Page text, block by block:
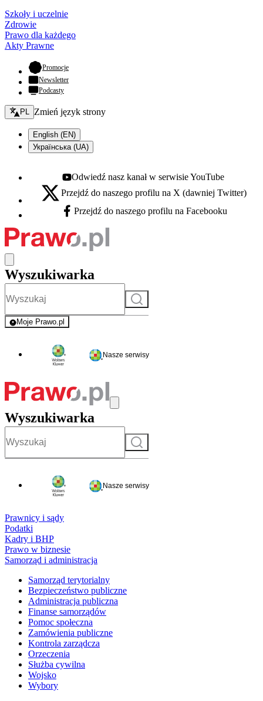
Szkoły i uczelnie
Zdrowie
Prawo dla każdego
Akty Prawne
Promocje- otwiera się w nowej karcie
Newsletter
Podcasty
Zmień język - bieżący:
PL Zmień język strony
English (EN)
Українська (UA)
Youtube - otwiera się w nowej karcie
Odwiedź nasz kanał w serwisie YouTube
X - otwiera się w nowej karcie
Przejdź do naszego profilu na X (dawniej Twitter)
Facebook - otwiera się w nowej karcie
Przejdź do naszego profilu na Facebooku
Wyszukiwarka
Szukaj
Moje Prawo.pl
- rejestracja i logowanie do serwisu
Nasze serwisy
Wyszukiwarka
Szukaj
Nasze serwisy
Prawnicy i sądy
Podatki
Kadry i BHP
Prawo w biznesie
Samorząd i administracja
Samorząd terytorialny
Bezpieczeństwo publiczne
Administracja publiczna
Finanse samorządów
Pomoc społeczna
Zamówienia publiczne
Kontrola zarządcza
Orzeczenia
Służba cywilna
Wojsko
Wybory